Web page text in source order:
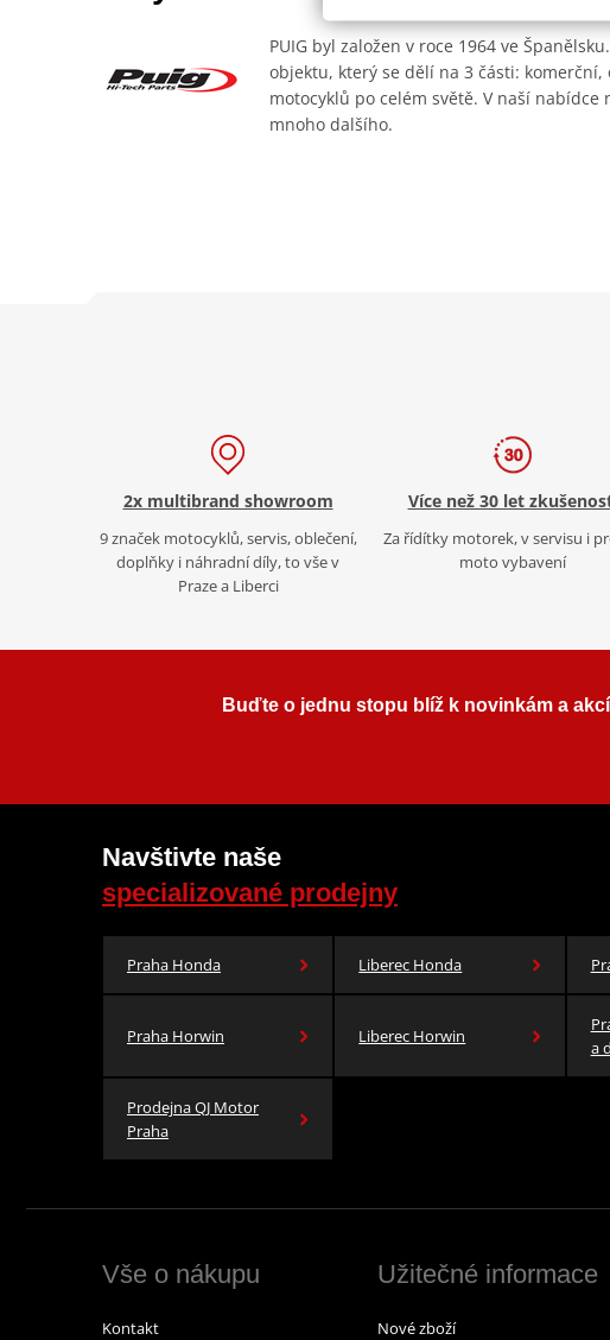
PUIG byl založen v roce 1964 ve
objektu, který se dělí na 3 části: komerční,
motocyklů po celém světě. V naší
mnoho dalšího.
2x multibrand showroom
9 značek motocyklů, servis, oblečení,
doplňky i náhradní díly, to vše v
Praze a Liberci
Více než 30 let
Za řídítky motorek, v servisu i
moto vybavení
Buďte o jednu stopu blíž k novinkám a
Navštivte naše
specializované prodejny
Praha Honda Liberec Honda
Praha Horwin Liberec Horwin
a
Prodejna QJ Motor
Praha
Vše o nákupu
Kontakt
Užitečné informace
Nové zboží